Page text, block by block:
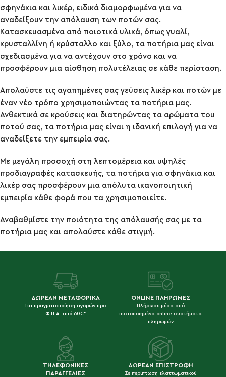
σφηνάκια και λικέρ, ειδικά διαμορφωμένα για να
αναδείξουν την απόλαυση των ποτών σας.
Κατασκευασμένα από ποιοτικά υλικά, όπως γυαλί,
κρυσταλλίνη ή κρύσταλλο και ξύλο, τα ποτήρια μας είναι
σχεδιασμένα για να αντέχουν στο χρόνο και να
προσφέρουν μια αίσθηση πολυτέλειας σε κάθε περίσταση.
Απολαύστε τις αγαπημένες σας γεύσεις λικέρ και ποτών με
έναν νέο τρόπο χρησιμοποιώντας τα ποτήρια μας.
Ανθεκτικά σε κρούσεις και διατηρώντας τα αρώματα του
ποτού σας, τα ποτήρια μας είναι η ιδανική επιλογή για να
αναδείξετε την εμπειρία σας.
Με μεγάλη προσοχή στη λεπτομέρεια και υψηλές
προδιαγραφές κατασκευής, τα ποτήρια για σφηνάκια και
λικέρ σας προσφέρουν μια απόλυτα ικανοποιητική
εμπειρία κάθε φορά που τα χρησιμοποιείτε.
Αναβαθμίστε την ποιότητα της απόλαυσής σας με τα
ποτήρια μας και απολαύστε κάθε στιγμή.
ΔΩΡΕΑΝ ΜΕΤΑΦΟΡΙΚΑ
Για πραγματοποίηση αγορών προ
Φ.Π.Α. από 60€*
ONLINE ΠΛΗΡΩΜΕΣ
Πλήρωσε μέσα από
πιστοποιημένα online συστήματα
πληρωμών
ΤΗΛΕΦΩΝΙΚΕΣ
ΠΑΡΑΓΓΕΛΙΕΣ
ΔΩΡΕΑΝ ΕΠΙΣΤΡΟΦΗ
Σε περίπτωση ελαττωματικού